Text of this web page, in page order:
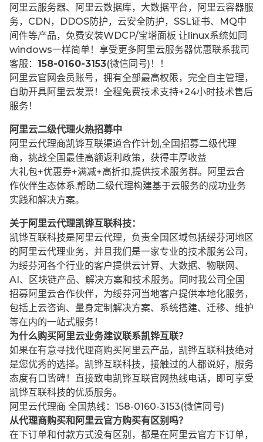
阿里云服务器、阿里云数据库，大数据平台，阿里云容器服
务，CDN，DDOS防护，云安全防护，SSL证书、MQ中
间件等产品，免费安装WDCP/宝塔面板 让 linux系统如同
windows一样简单！享受更多阿里云服务器优惠联系我司
客服： 158-0160-3153(微信同号)！！
阿里云官网会员账号，拥有全部最高权限，完全自主管理，
自助开具阿里云发票！全程免费技术支持+24小时技术售后
服务！
阿里云二级代理火热招募中
阿里云代理商凯铧互联渠道合作计划,全国招募二级代理
商，挑战全国最佳高额返利政策，获得丰厚收益
大礼包+优惠券+满减+高折扣,提供技术服务群。阿里云合
作伙伴生态体系,帮助二级代理构建基于云服务的成功业务
实践和解决方案。
关于阿里云代理凯铧互联科技：
凯铧互联科技是阿里云代理，负责全国区域包括绥芬河地区
的阿里云代理业务，并且我们是一家专业的技术服务公司，
为绥芬河各个行业的客户提供云计算、大数据、物联网、
AI、区块链产品、解决方案和技术服务。同时我公司全国
招募阿里云合作伙伴，为绥芬河当地客户提供本地化服务，
包括上云咨询、量身定制解决方案、系统搭建、迁移、维护
等在内的一站式服务！
为什么购买阿里云业务建议联系凯铧互联？
如果在有意寻找代理商购买阿里云产品，凯铧互联科技绝对
是您优秀的选择。凯铧互联科技，接触过的人都说好，服务
态度有口皆碑！直接致电凯铧互联官网热线电话，即可享受
凯铧互联科技的优质服务。
阿里云代理商 全国热线：158-0160-3153(微信同号)
从代理商购买和阿里云官方购买有区别吗？
在下订单和付款方式没有区别，都是在阿里云官方下订单，